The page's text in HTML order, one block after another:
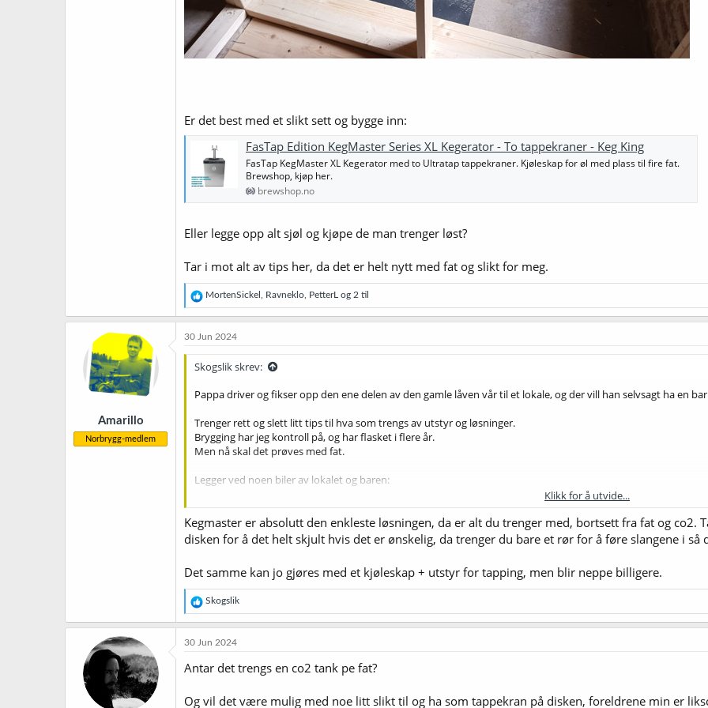
Er det best med et slikt sett og bygge inn:
FasTap Edition KegMaster Series XL Kegerator - To tappekraner - Keg King
FasTap KegMaster XL Kegerator med to Ultratap tappekraner. Kjøleskap for øl med plass til fire fat.
Brewshop, kjøp her.
brewshop.no
Eller legge opp alt sjøl og kjøpe de man trenger løst?
Tar i mot alt av tips her, da det er helt nytt med fat og slikt for meg.
R
e
a
j
o
e
:
MortenSickel Ravneklo PetterL og 2 til
Amarillo
Norbrygg-medlem
30 Jun 2024
Skogslik skrev:
Pappa driver og fikser opp den ene delen av den gamle låven vår til et lokale, og der vill han selvsagt ha en
Trenger rett og slett litt tips til hva som trengs av utstyr og løsninger.
Brygging har jeg kontroll på, og har flasket i flere år.
Men nå skal det prøves med fat.
Legger ved noen biler av lokalet og baren:
Klikk for å utvide...
Kegmaster er absolutt den enkleste løsningen, da er alt du trenger med, bortsett fra fat og co2.
disken for å det helt skjult hvis det er ønskelig, da trenger du bare et rør for å føre slangene i så
Det samme kan jo gjøres med et kjøleskap + utstyr for tapping, men blir neppe billigere.
R
e
a
o
e
Skogslik
30 Jun 2024
Antar det trengs en co2 tank pe fat?
Og vil det være mulig med noe litt slikt til og ha som tappekran på disken, foreldrene min er